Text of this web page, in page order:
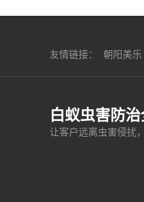
友情链接： 朝阳美乐
白蚁虫害防
让客户远离虫害侵扰